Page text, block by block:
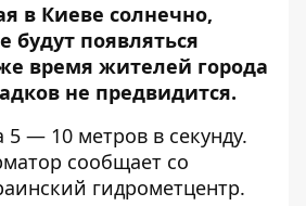
в Киеве солнечно,
будут появляться
время жителей города
не предвидится.
5 — 10 метров в секунду.
сообщает со
гидрометцентр.